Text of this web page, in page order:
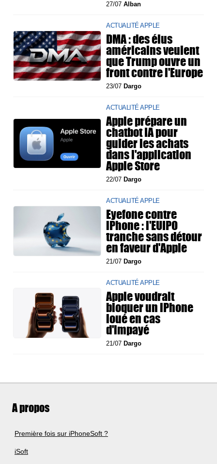
27/07Alban
ACTUALITÉ APPLE
DMA : des élus
américains veulent
que Trump ouvre un
front contre l'Europe
23/07 Dargo
ACTUALITÉ APPLE
Apple prépare un
chatbot IA pour
guider les achats
dans l'application
Apple Store
22/07 Dargo
ACTUALITÉ APPLE
Eyefone contre
iPhone : l'EUIPO
tranche sans détour
en faveur d'Apple
21/07 Dargo
ACTUALITÉ APPLE
Apple voudrait
bloquer un iPhone
loué en cas
d'impayé
21/07 Dargo
A propos
Première fois sur iPhoneSoft ?
iSoft